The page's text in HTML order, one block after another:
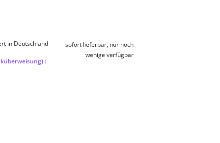
sofort lieferbar, nur noch
wenige verfügbar
in Deutschland
: